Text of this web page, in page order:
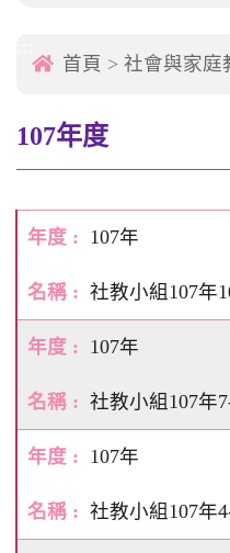
首頁 >社會與家庭
107年度
107年
社教小組107年
107年
社教小組107年
107年
社教小組107年